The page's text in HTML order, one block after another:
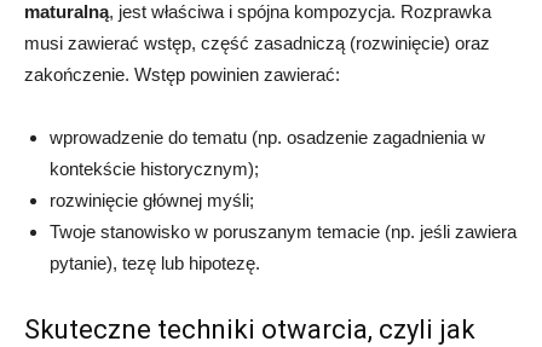
maturalną, jest właściwa i spójna kompozycja. Rozprawka
musi zawierać wstęp, część zasadniczą (rozwinięcie) oraz
zakończenie. Wstęp powinien zawierać:
wprowadzenie do tematu (np. osadzenie zagadnienia w
kontekście historycznym);
rozwinięcie głównej myśli;
Twoje stanowisko w poruszanym temacie (np. jeśli zawiera
pytanie), tezę lub hipotezę.
Skuteczne techniki otwarcia, czyli jak